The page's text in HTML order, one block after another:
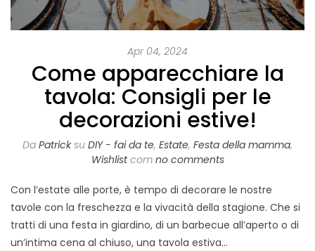
Apr 04, 2024
Come apparecchiare la
tavola: Consigli per le
decorazioni estive!
Da Patricksu DIY - fai da te, Estate, Festa della mamma,
Wishlistcom no comments
Con l’estate alle porte, è tempo di decorare le nostre
tavole con la freschezza e la vivacità della stagione. Che si
tratti di una festa in giardino, di un barbecue all’aperto o di
un’intima cena al chiuso, una tavola estiva…